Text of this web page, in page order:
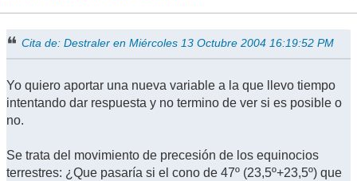
Cita de: Destraler en Miércoles 13 Octubre 2004 16:19:52 PM
Yo quiero aportar una nueva variable a la que llevo tiempo
intentando dar respuesta y no termino de ver si es posible o
no.
Se trata del movimiento de precesión de los equinocios
terrestres: ¿Que pasaría si el cono de 47º (23,5º+23,5º) que